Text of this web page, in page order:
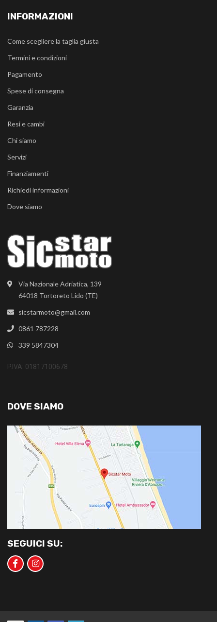
Via Nazionale Adriatica, 139
64018 Tortoreto Lido (TE)
sicstarmoto@gmail.com
0861 787228
339 5847304
P.IVA: 01817100678
INFORMAZIONI
Come scegliere la taglia giusta
Termini e condizioni
Pagamento
Spese di consegna
Garanzia
Resi e cambi
Chi siamo
Servizi
Finanziamenti
Richiedi informazioni
Dove siamo
DOVE SIAMO
SEGUICI SU: